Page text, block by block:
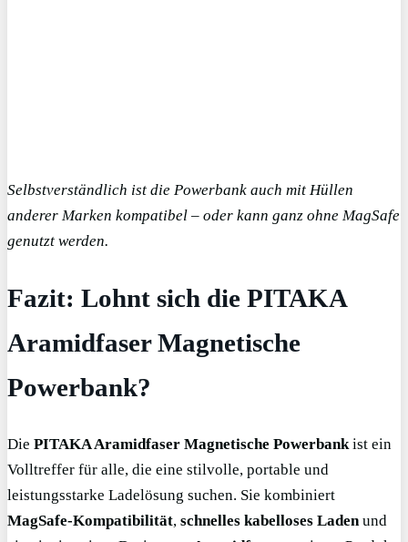
Selbstverständlich ist die Powerbank auch mit Hüllen
anderer Marken kompatibel – oder kann ganz ohne MagSafe
genutzt werden.
Fazit: Lohnt sich die PITAKA
Aramidfaser Magnetische
Powerbank?
Die PITAKA Aramidfaser Magnetische Powerbankist ein
Volltreffer für alle, die eine stilvolle, portable und
leistungsstarke Ladelösung suchen. Sie kombiniert
MagSafe-Kompatibilität, schnelles kabelloses Ladenund